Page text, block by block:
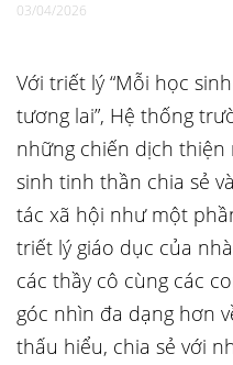
03/04/2026
Với triết lý “Mỗi học
tương lai”, Hệ thống
những chiến dịch thiện
sinh tinh thần chia sẻ
tác xã hội như một
triết lý giáo dục của
các thầy cô cùng các
góc nhìn đa dạng hơn
thấu hiểu, chia sẻ với